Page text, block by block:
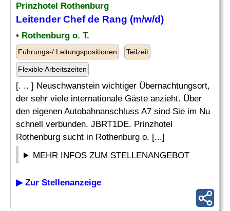
Prinzhotel Rothenburg
LeitenderChef de Rang (m/w/d)
• Rothenburg o. T.
Führungs-/ Leitungspositionen Teilzeit
Flexible Arbeitszeiten
[. .. ] Neuschwanstein wichtiger Übernachtungsort,
der sehr viele internationale Gäste anzieht. Über
den eigenen Autobahnanschluss A7 sind Sie im Nu
schnell verbunden. JBRT1DE. Prinzhotel
Rothenburg sucht in Rothenburg o. [...]
MEHR INFOS ZUM STELLENANGEBOT
▶ Zur Stellenanzeige